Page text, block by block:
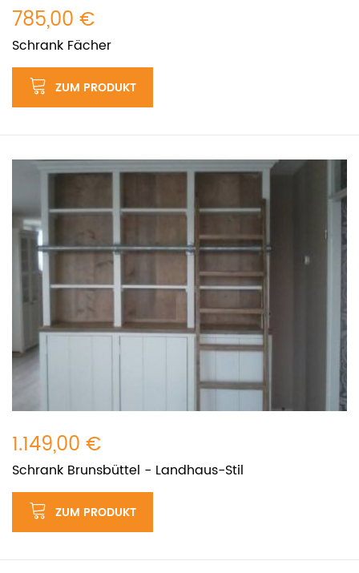
785,00 €
Schrank Fächer
ZUM PRODUKT
1.149,00 €
Schrank Brunsbüttel - Landhaus-Stil
ZUM PRODUKT